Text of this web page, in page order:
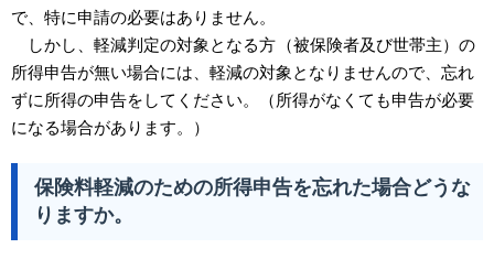
で、特に申請の必要はありません。
しかし、軽減判定の対象となる方 （被保険者及び世帯主）の
所得申告が無い場合には、軽減の対象となりませんので、忘れ
ずに所得の申告をしてください。（所得がなくても申告が必要
になる場合があります。）
保険料軽減のための所得申告を忘れた場合どうな
りますか。